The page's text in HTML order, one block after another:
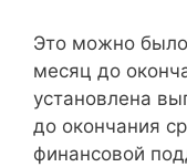
Это можно было
месяц до
установлена
до окончания
финансовой